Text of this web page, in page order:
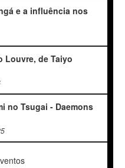
e a influência nos
Louvre, de Taiyo
no Tsugai - Daemons